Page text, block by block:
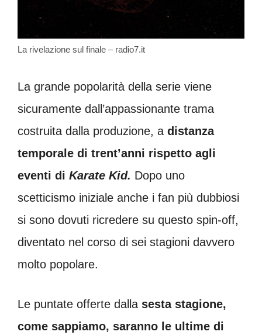
La rivelazione sul finale – radio7.it
La grande popolarità della serie viene
sicuramente dall’appassionante trama
costruita dalla produzione, a distanza
temporale di trent’anni rispetto agli
eventi di Karate Kid. Dopo uno
scetticismo iniziale anche i fan più dubbiosi
si sono dovuti ricredere su questo spin-off,
diventato nel corso di sei stagioni davvero
molto popolare.
Le puntate offerte dalla sesta stagione,
come sappiamo, saranno le ultime di